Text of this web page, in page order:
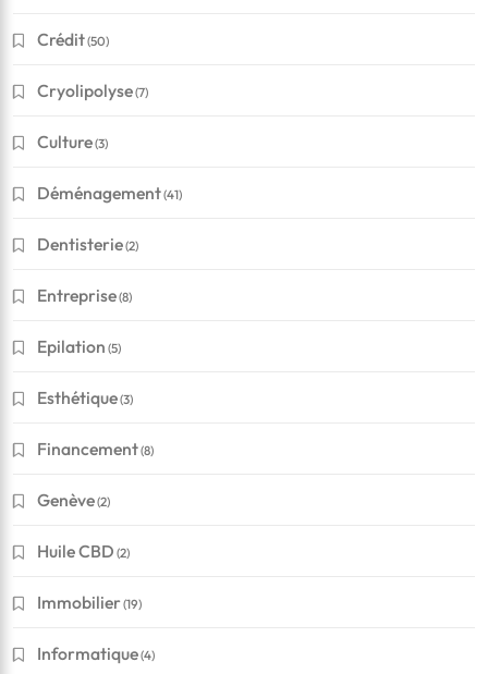
Crédit(50)
Cryolipolyse(7)
Culture(3)
Déménagement(41)
Dentisterie(2)
Entreprise(8)
Epilation (5)
Esthétique(3)
Financement(8)
Genève(2)
Huile CBD (2)
Immobilier(19)
Informatique(4)